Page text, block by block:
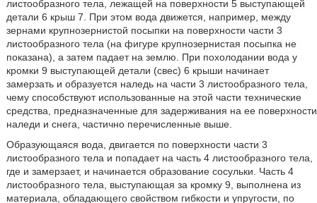
листообразного тела, лежащей на поверхности 5 выступающей
детали 6 крыш 7. При этом вода движется, например, между
зернами крупнозернистой посыпки на поверхности части 3
листообразного тела (на фигуре крупнозернистая посыпка не
показана), а затем падает на землю. При похолодании вода у
кромки 9 выступающей детали (свес) 6 крыши начинает
замерзать и образуется наледь на части 3 листообразного тела,
чему способствуют использованные на этой части технические
средства, предназначенные для задерживания на ее поверхности
наледи и снега, частично перечисленные выше.
Образующаяся вода, двигается по поверхности части 3
листообразного тела и попадает на часть 4 листообразного тела,
где и замерзает, и начинается образование сосульки. Часть 4
листообразного тела, выступающая за кромку 9, выполнена из
материала, обладающего свойством гибкости и упругости, по